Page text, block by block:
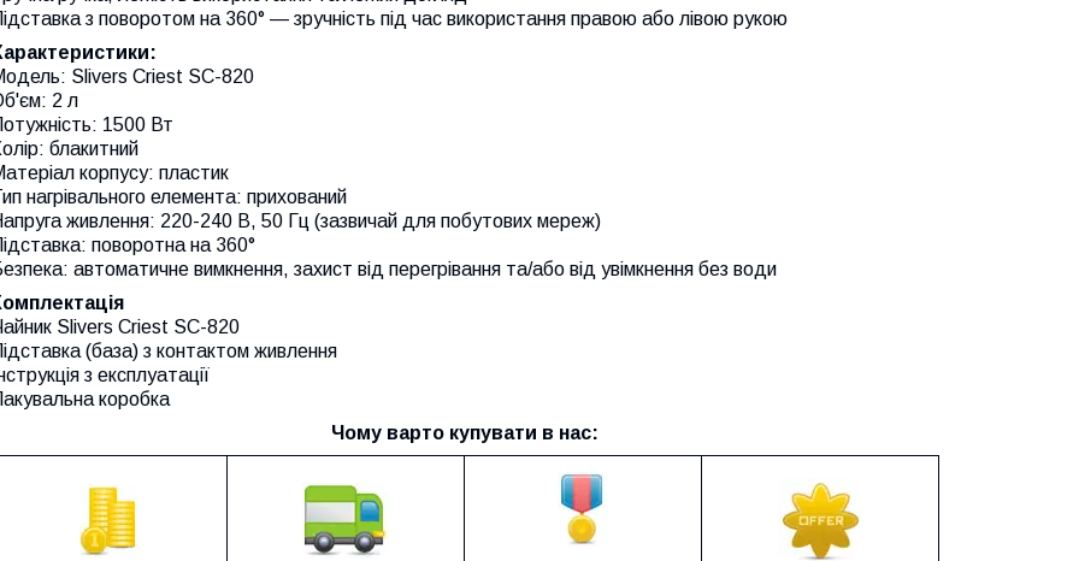
з поворотом на 360° — зручність під час використання правою або лівою рукою
Slivers Criest SC-820
2 л
1500 Вт
блакитний
корпусу: пластик
нагрівального елемента: прихований
живлення: 220-240 В, 50 Гц (зазвичай для побутових мереж)
поворотна на 360°
автоматичне вимкнення, захист від перегрівання та/або від увімкнення без води
Slivers Criest SC-820
(база) з контактом живлення
з експлуатації
коробка
Чому варто купувати в нас: